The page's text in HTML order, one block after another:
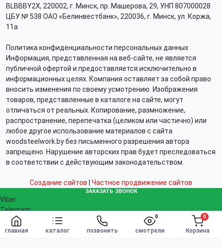
главная каталог смотрели
0
позвонить Корзина
0
Заказать
BLBBBY2X, 220002, г. Минск, пр. Машерова, 29, УНП 807000028
ЦБУ № 538 ОАО «Белинвестбанк», 220036, г. Минск, ул. Коржа,
11а
Политика конфиденциальности персональных данных
Информация, представленная на веб-сайте, не является
публичной офертой и предоставляется исключительно в
информационных целях. Компания оставляет за собой право
вносить изменения по своему усмотрению. Изображения
товаров, представленные в каталоге на сайте, могут
отличаться от реальных. Копирование, размножение,
распространение, перепечатка (целиком или частично) или
любое другое использование материалов с сайта
woodsteelwork.by без письменного разрешения автора
запрещено. Нарушение авторских прав будет преследоваться
в соответствии с действующим законодательством.
Создание сайтов Частное продвижение сайтов
ЗАКАЗАТЬ ЗВОНОК
Viber
Telegram
WhatsApp
info@woodsteelwork.by